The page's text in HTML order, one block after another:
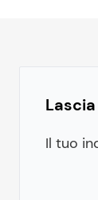
Il tuo